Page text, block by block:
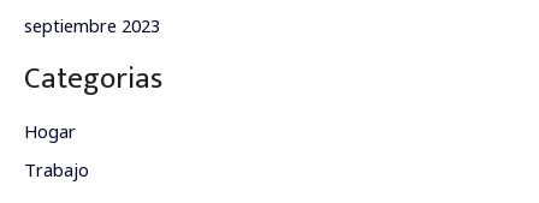
septiembre 2023
Categorias
Hogar
Trabajo